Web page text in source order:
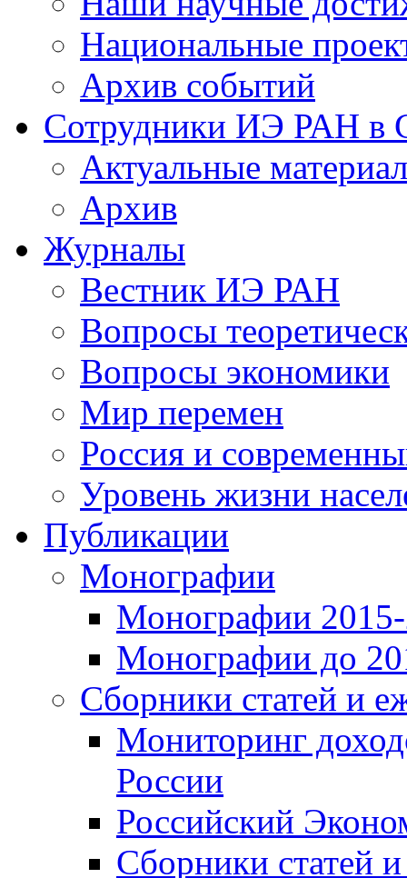
Национальные
Архив событий
Сотрудники ИЭ РАН
Актуальные
Архив
Журналы
Вестник ИЭ РАН
Вопросы
Вопросы экономики
Мир перемен
Россия и
Уровень жизни
Публикации
Монографии
Монографии 2015-
Монографии до
Сборники статей и
Мониторинг
России
Российский
Сборники статей